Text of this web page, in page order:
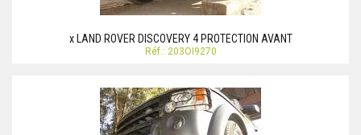
x LAND ROVER DISCOVERY 4 PROTECTION AVANT
Réf.: 203OI9270